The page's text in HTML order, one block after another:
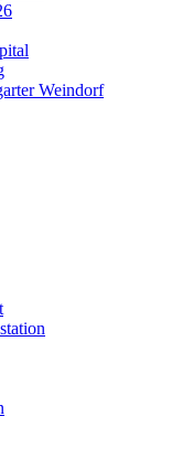
Weindorf